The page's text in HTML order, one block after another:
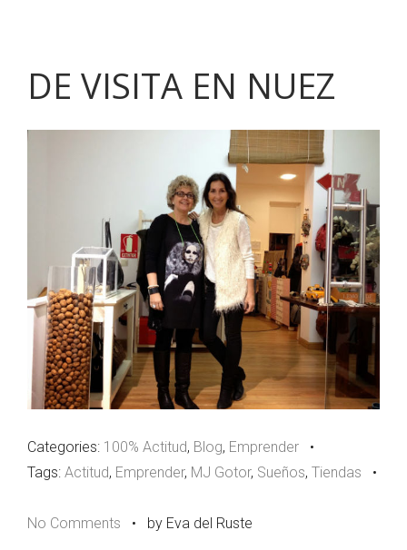
DE VISITA EN NUEZ
Categories: 100% Actitud, Blog, Emprender •
Tags: Actitud, Emprender, MJ Gotor, Sueños, Tiendas •
No Comments • by Eva del Ruste